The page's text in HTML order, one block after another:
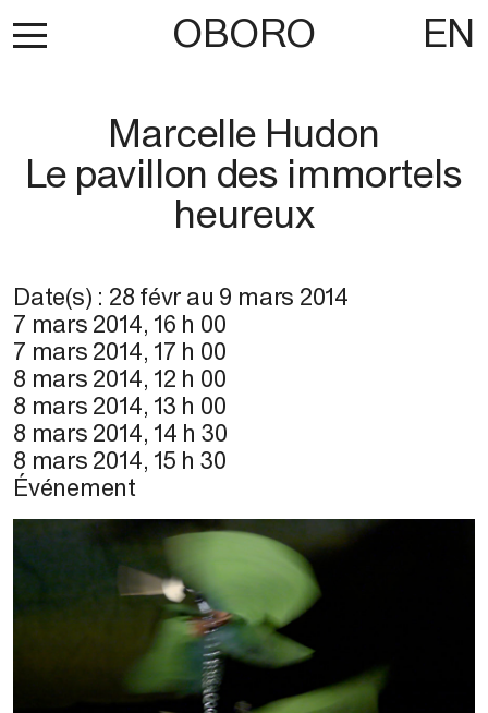
OBORO EN
Marcelle Hudon
Le pavillon des immortels
heureux
Date(s) : 28 févr au 9 mars 2014
7 mars 2014, 16 h 00
7 mars 2014, 17 h 00
8 mars 2014, 12 h 00
8 mars 2014, 13 h 00
8 mars 2014, 14 h 30
8 mars 2014, 15 h 30
Événement